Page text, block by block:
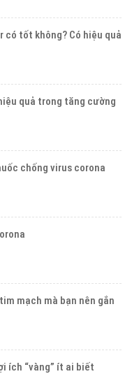
có tốt không? Có hiệu quả
quả trong tăng cường
chống virus corona
mạch mà bạn nên gắn
ích “vàng” ít ai biết